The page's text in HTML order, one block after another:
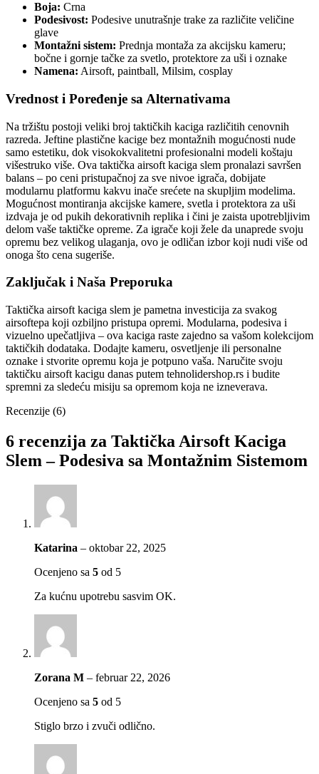
Boja: Crna
Podesivost: Podesive unutrašnje trake za različite veličine
glave
Montažni sistem: Prednja montaža za akcijsku kameru;
bočne i gornje tačke za svetlo, protektore za uši i oznake
Namena: Airsoft, paintball, Milsim, cosplay
Vrednost i Poređenje sa Alternativama
Na tržištu postoji veliki broj taktičkih kaciga različitih cenovnih
razreda. Jeftine plastične kacige bez montažnih mogućnosti nude
samo estetiku, dok visokokvalitetni profesionalni modeli koštaju
višestruko više. Ova taktička airsoft kaciga slem pronalazi savršen
balans – po ceni pristupačnoj za sve nivoe igrača, dobijate
modularnu platformu kakvu inače srećete na skupljim modelima.
Mogućnost montiranja akcijske kamere, svetla i protektora za uši
izdvaja je od pukih dekorativnih replika i čini je zaista upotrebljivim
delom vaše taktičke opreme. Za igrače koji žele da unaprede svoju
opremu bez velikog ulaganja, ovo je odličan izbor koji nudi više od
onoga što cena sugeriše.
Zaključak i Naša Preporuka
Taktička airsoft kaciga slem je pametna investicija za svakog
airsoftера koji ozbiljno pristupa opremi. Modularna, podesiva i
vizuelno upečatljiva – ova kaciga raste zajedno sa vašom kolekcijom
taktičkih dodataka. Dodajte kameru, osvetljenje ili personalne
oznake i stvorite opremu koja je potpuno vaša. Naručite svoju
taktičku airsoft kacigu danas putem tehnolidershop.rs i budite
spremni za sledeću misiju sa opremom koja ne izneverava.
Recenzije (6)
6 recenzija za Taktička Airsoft Kaciga
Slem – Podesiva sa Montažnim Sistemom
Katarina – oktobar 22, 2025
Ocenjeno sa 5 od 5
Za kućnu upotrebu sasvim OK.
Zorana M – februar 22, 2026
Ocenjeno sa 5 od 5
Stiglo brzo i zvuči odlično.